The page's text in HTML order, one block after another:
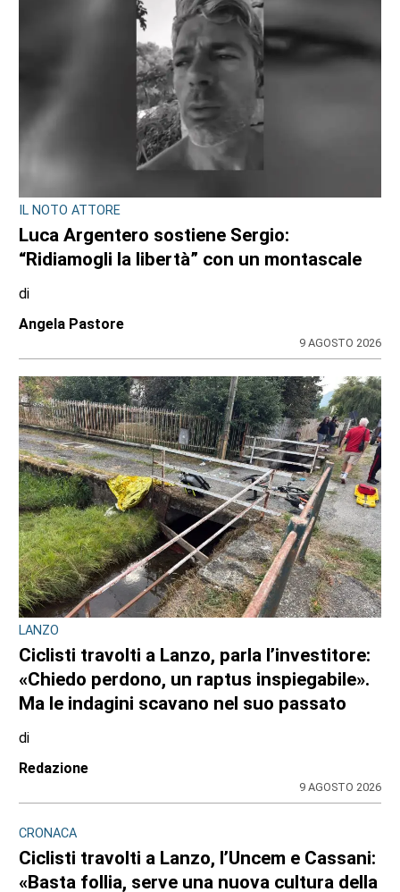
INIZIATIVA AL GRAN PARADISO
Corpi in quota al Rifugio Jervis: teatro,
yoga e musica tra le vette di Ceresole
di
Angela Pastore
10 AGOSTO 2026
OPERAZIONE ANTI-DROGA A TORINO E PROVINCIA
Quando lo spaccio incontra la fantasia:
cinque arresti dei carabinieri da Venaria, a
Redazione
10 AGOSTO 2026